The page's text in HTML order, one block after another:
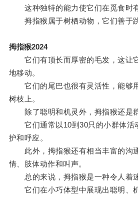
这种独特的能力使它们在觅食时有
拇指猴属于树栖动物，它们善于跳
拇指猴2024
它们有顶长而厚密的毛发，这让
地移动。
它们的尾巴也很有灵活性，能够
树枝上。
除了聪明和机灵外，拇指猴还是群
它们通常以10到30只的小群体活
护和呼应。
此外，拇指猴还有相当丰富的沟
情、肢体动作和叫声。
总的来说，拇指猴是一种令人着迷
它们在小巧体型中展现出聪明、